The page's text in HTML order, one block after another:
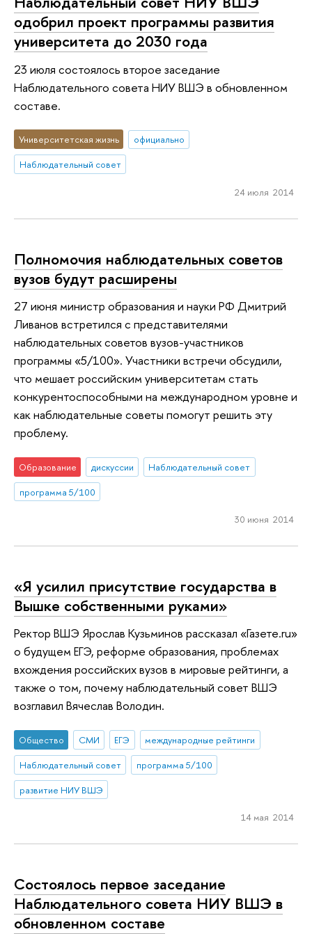
одобрил проект программы развития
университета до 2030 года
23 июля состоялось второе заседание
Наблюдательного совета НИУ ВШЭ в обновленном
составе.
Университетская жизнь
официально
Наблюдательный совет
24 июля 2014
Полномочия наблюдательных советов
вузов будут расширены
27 июня министр образования и науки РФ Дмитрий
Ливанов встретился с представителями
наблюдательных советов вузов-участников
программы «5/100». Участники встречи обсудили,
что мешает российским университетам стать
конкурентоспособными на международном уровне и
как наблюдательные советы помогут решить эту
проблему.
Образование дискуссии
Наблюдательный совет
программа 5/100
30 июня 2014
«Я усилил присутствие государства в
Вышке собственными руками»
Ректор ВШЭ Ярослав Кузьминов рассказал «Газете.ru»
о будущем ЕГЭ, реформе образования, проблемах
вхождения российских вузов в мировые рейтинги, а
также о том, почему наблюдательный совет ВШЭ
возглавил Вячеслав Володин.
Общество СМИ ЕГЭ
международные рейтинги
Наблюдательный совет
программа 5/100
развитие НИУ ВШЭ
14 мая 2014
Состоялось первое заседание
Наблюдательного совета НИУ ВШЭ в
обновленном составе